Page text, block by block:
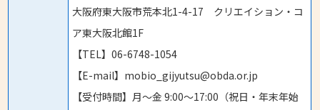
大阪府東大阪市荒本北1-4-17 クリエイション・コ
ア東大阪北館1F
【TEL】06-6748-1054
【E-mail】mobio_gijyutsu@obda.or.jp
【受付時間】月～金 9:00～17:00（祝日・年末年始